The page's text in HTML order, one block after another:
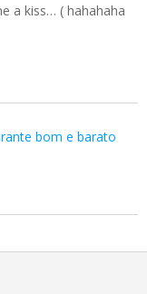
a kiss… ( hahahaha
bom e barato